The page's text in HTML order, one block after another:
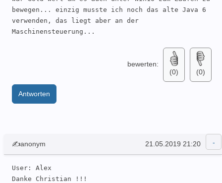
bewegen... einzig musste ich noch das alte Java 6
verwenden, das liegt aber an der
Maschinensteuerung...
bewerten:
(0)
(0)
Antworten
✍anonym 21.05.2019 21:20
User: Alex
Danke Christian !!!